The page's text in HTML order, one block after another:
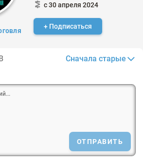
с 30 апреля 2024
+ Подписаться
Сначала старые
ОТПРАВИТЬ